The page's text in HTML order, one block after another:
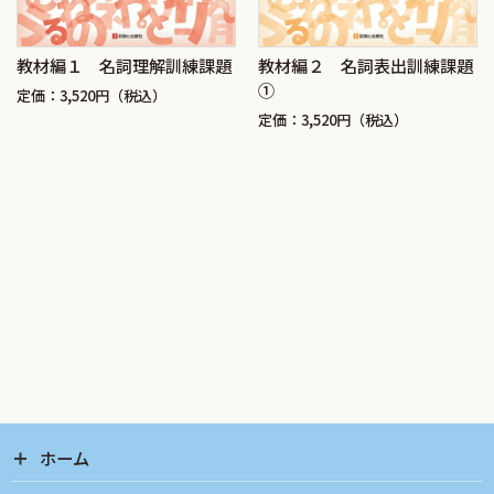
教材編１ 名詞理解訓練課題
定価：3,520円（税込）
教材編２ 名詞表出訓練課題
①
定価：3,520円（税込）
ホーム